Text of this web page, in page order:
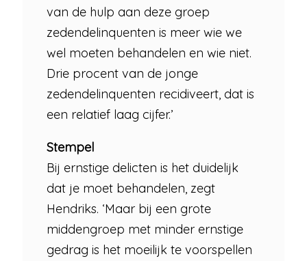
van de hulp aan deze groep
zedendelinquenten is meer wie we
wel moeten behandelen en wie niet.
Drie procent van de jonge
zedendelinquenten recidiveert, dat is
een relatief laag cijfer.’
Stempel
Bij ernstige delicten is het duidelijk
dat je moet behandelen, zegt
Hendriks. ‘Maar bij een grote
middengroep met minder ernstige
gedrag is het moeilijk te voorspellen